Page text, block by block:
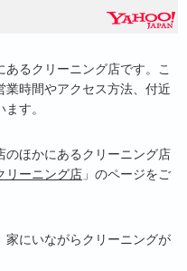
るクリーニング店です。こ
時間やアクセス方法、付近
す。
のほかにあるクリーニング店
リーニング店 」のページをご
家にいながらクリーニングが